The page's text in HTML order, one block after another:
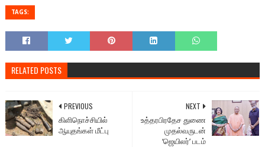
TAGS:
RELATED POSTS
NEXT
உத்தரபிரதேச துணை
முதல்வருடன்
‘ஜெயிலர்’ படம்
PREVIOUS
கிளிநொச்சியில்
ஆயுதங்கள் மீட்பு